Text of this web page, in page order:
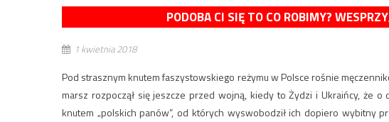
PODOBA CI SIĘ TO CO ROBIMY?
1 kwietnia 2018
Pod strasznym knutem faszystowskiego reżymu w Polsce rośnie
marsz rozpoczął się jeszcze przed wojną, kiedy to Żydzi i Ukraińcy, że
knutem „polskich panów”, od których wyswobodził ich dopiero wybitny